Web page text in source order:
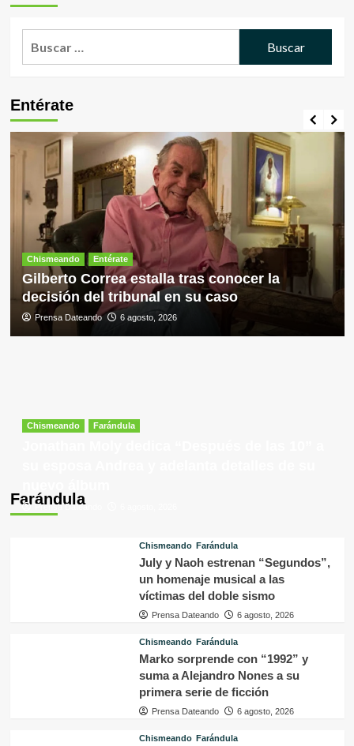
Entérate
Chismeando Entérate
Gilberto Correa estalla tras conocer la
decisión del tribunal en su caso
Prensa Dateando 6 agosto, 2026
Farándula
Chismeando Farándula
Prensa Dateando
Chismeando Farándula
July y Naoh estrenan “Segundos”,
un homenaje musical a las
víctimas del doble sismo
Prensa Dateando 6 agosto, 2026
Chismeando Farándula
Marko sorprende con “1992” y
suma a Alejandro Nones a su
primera serie de ficción
Prensa Dateando 6 agosto, 2026
Chismeando Farándula